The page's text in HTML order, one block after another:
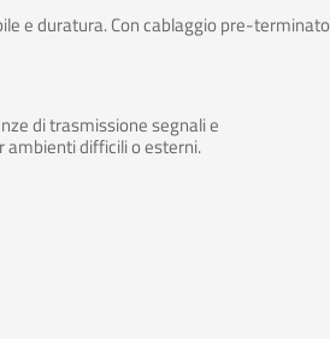
e duratura. Con cablaggio pre-terminato
di trasmissione segnali e
ambienti difficili o esterni.